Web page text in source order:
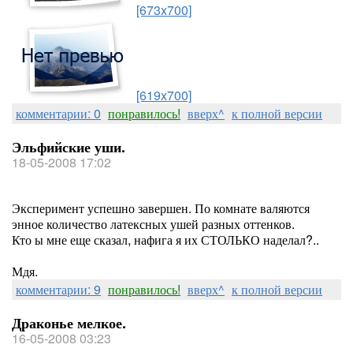
[673x700]
[619x700]
комментарии: 0 понравилось! вверх^ к полной версии
Эльфийские уши.
18-05-2008 17:02
Эксперимент успешно завершен. По комнате валяются
энное количество латексных ушей разных оттенков.
Кто ы мне еще сказал, нафига я их СТОЛЬКО наделал?..
Мдя.
комментарии: 9 понравилось! вверх^ к полной версии
Драконье мелкое.
16-05-2008 03:23